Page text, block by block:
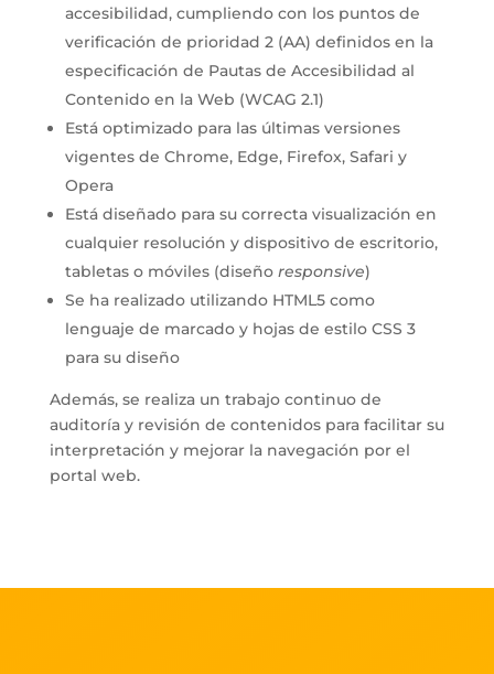
accesibilidad, cumpliendo con los puntos de
verificación de prioridad 2 (AA) definidos en la
especificación de Pautas de Accesibilidad al
Contenido en la Web (WCAG 2.1)
Está optimizado para las últimas versiones
vigentes de Chrome, Edge, Firefox, Safari y
Opera
Está diseñado para su correcta visualización en
cualquier resolución y dispositivo de escritorio,
tabletas o móviles (diseño responsive)
Se ha realizado utilizando HTML5 como
lenguaje de marcado y hojas de estilo CSS 3
para su diseño
Además, se realiza un trabajo continuo de
auditoría y revisión de contenidos para facilitar su
interpretación y mejorar la navegación por el
portal web.